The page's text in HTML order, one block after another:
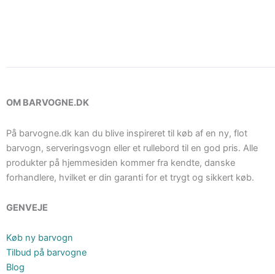
OM BARVOGNE.DK
På barvogne.dk kan du blive inspireret til køb af en ny, flot
barvogn, serveringsvogn eller et rullebord til en god pris. Alle
produkter på hjemmesiden kommer fra kendte, danske
forhandlere, hvilket er din garanti for et trygt og sikkert køb.
GENVEJE
Køb ny barvogn
Tilbud på barvogne
Blog